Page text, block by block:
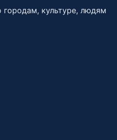
культуре, людям